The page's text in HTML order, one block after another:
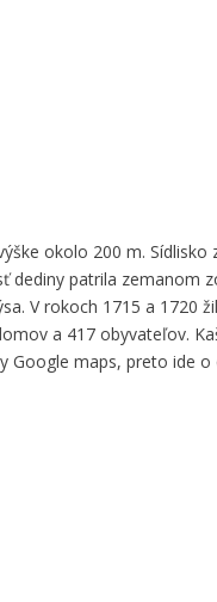
okolo 200 m.
dediny patrila zemanom
V rokoch 1715 a 1720
a 417 obyvateľov.
maps, preto ide